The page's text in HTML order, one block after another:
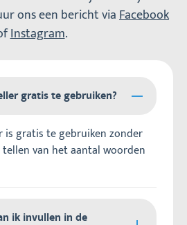
ons een bericht viaFacebook
Instagram.
gratis te gebruiken?
is gratis te gebruiken zonder
van het aantal woorden
ik invullen in de